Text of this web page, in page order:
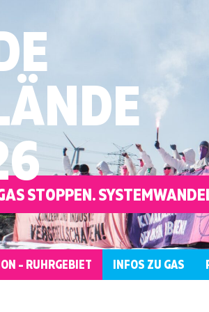
STOPPEN.
– RUHRGEBIET INFOS ZU GAS